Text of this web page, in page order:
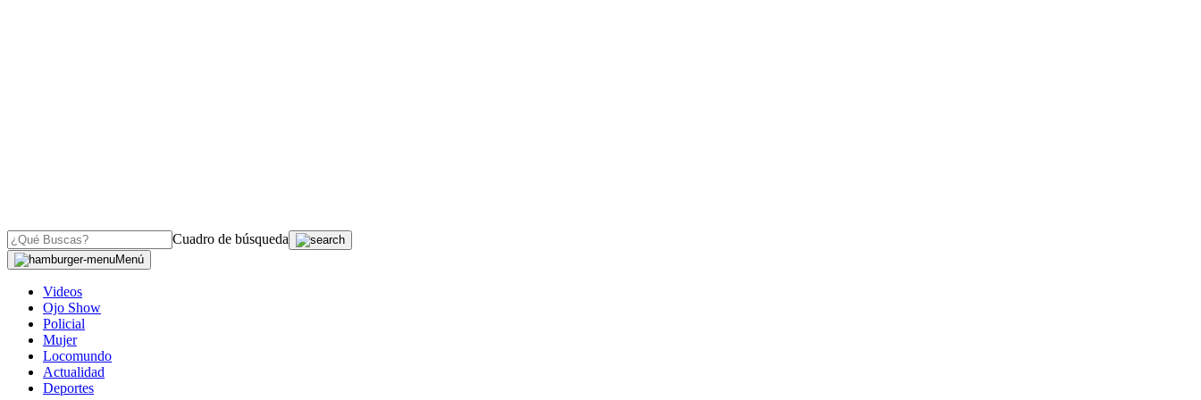
Cuadro de búsqueda
Menú
Videos
Ojo Show
Policial
Mujer
Locomundo
Actualidad
Deportes